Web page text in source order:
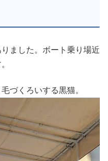
ました。ボート乗り場近
づくろいする黒猫。